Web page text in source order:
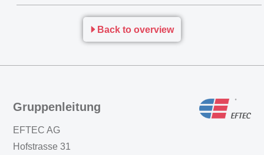
Back to overview
Gruppenleitung
EFTEC AG
Hofstrasse 31